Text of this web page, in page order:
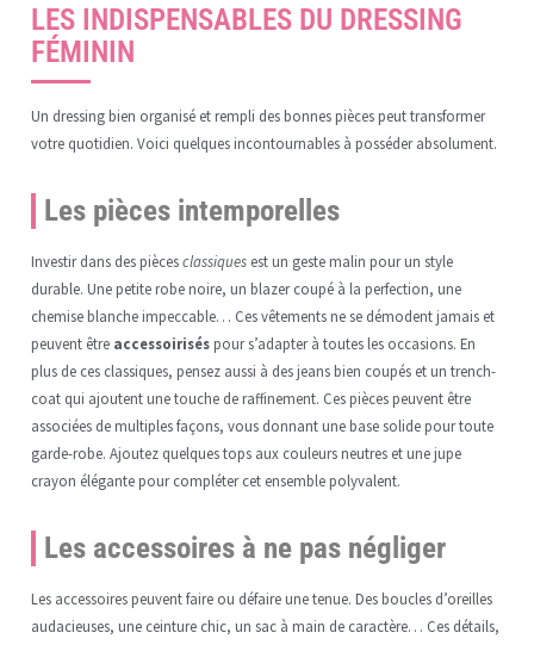
LES INDISPENSABLES DU DRESSING
FÉMININ
Un dressing bien organisé et rempli des bonnes pièces peut transformer
votre quotidien. Voici quelques incontournables à posséder absolument.
Les pièces intemporelles
Investir dans des piècesclassiquesest un geste malin pour un style
durable. Une petite robe noire, un blazer coupé à la perfection, une
chemise blanche impeccable… Ces vêtements ne se démodent jamais et
peuvent être accessoiriséspour s’adapter à toutes les occasions. En
plus de ces classiques, pensez aussi à des jeans bien coupés et un trench-
coat qui ajoutent une touche de raffinement. Ces pièces peuvent être
associées de multiples façons, vous donnant une base solide pour toute
garde-robe. Ajoutez quelques tops aux couleurs neutres et une jupe
crayon élégante pour compléter cet ensemble polyvalent.
Les accessoires à ne pas négliger
Les accessoires peuvent faire ou défaire une tenue. Des boucles d’oreilles
audacieuses, une ceinture chic, un sac à main de caractère… Ces détails,